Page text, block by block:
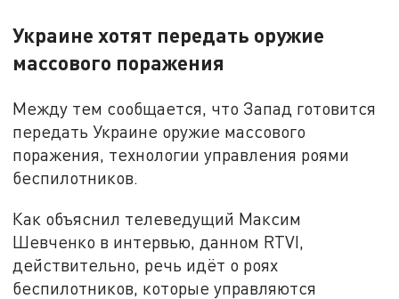
Украине хотят передать оружие
массового поражения
Между тем сообщается, что Запад готовится
передать Украине оружие массового
поражения, технологии управления роями
беспилотников.
Как объяснил телеведущий Максим
Шевченко в интервью, данном RTVI,
действительно, речь идёт о роях
беспилотников, которые управляются